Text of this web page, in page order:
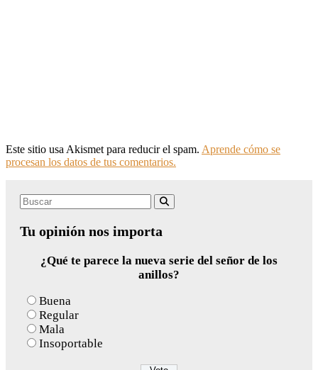
Este sitio usa Akismet para reducir el spam. Aprende cómo se
procesan los datos de tus comentarios.
Search
Tu opinión nos importa
¿Qué te parece la nueva serie del señor de los
anillos?
Buena
Regular
Mala
Insoportable